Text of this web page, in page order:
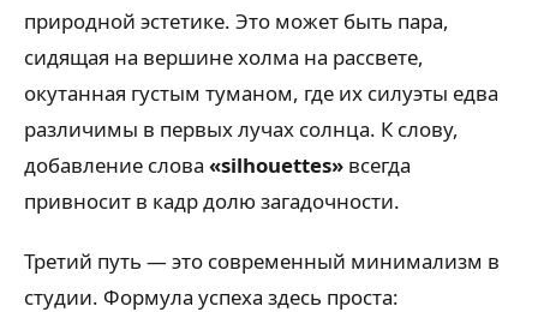
природной эстетике. Это может быть пара,
сидящая на вершине холма на рассвете,
окутанная густым туманом, где их силуэты едва
различимы в первых лучах солнца. К слову,
добавление слова «silhouettes» всегда
привносит в кадр долю загадочности.
Третий путь — это современный минимализм в
студии. Формула успеха здесь проста: